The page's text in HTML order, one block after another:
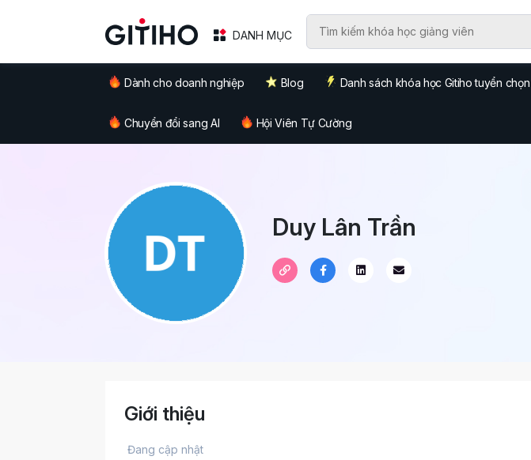
DANH MỤC
Dành cho doanh nghiệp Blog Danh sách khóa học Gitiho tuyển chọn
Chuyển đổi sang AI Hội Viên Tự Cường
Duy Lân Trần
Giới thiệu
Đang cập nhật